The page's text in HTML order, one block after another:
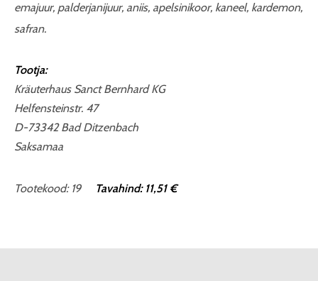
emajuur, palderjanijuur, aniis, apelsinikoor, kaneel, kardemon,
safran.
Tootja:
Kräuterhaus Sanct Bernhard KG
Helfensteinstr. 47
D-73342 Bad Ditzenbach
Saksamaa
Tootekood: 19 Tavahind: 11,51 €